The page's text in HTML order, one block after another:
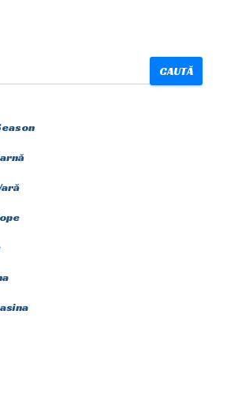
CAUTĂ